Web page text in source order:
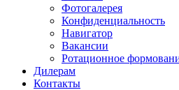
Фотогалерея
Конфиденциальность
Навигатор
Вакансии
Ротационное
Дилерам
Контакты